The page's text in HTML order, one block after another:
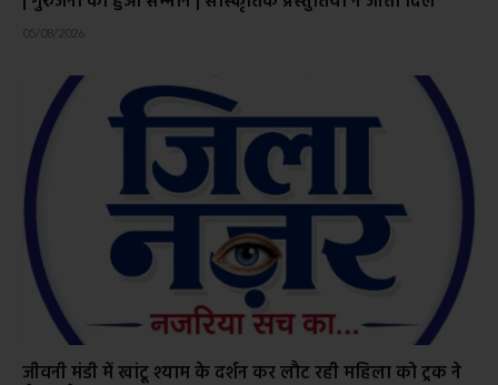
05/08/2026
जीवनी मंडी में खांटू श्याम के दर्शन कर लौट रही महिला को ट्रक ने